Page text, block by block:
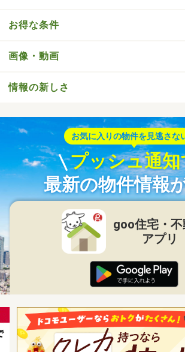
お得な条件
画像・動画
情報の新しさ
お気に入りの物件を見逃さな
プッシュ通知
最新の物件情報
goo住宅・
アプリ